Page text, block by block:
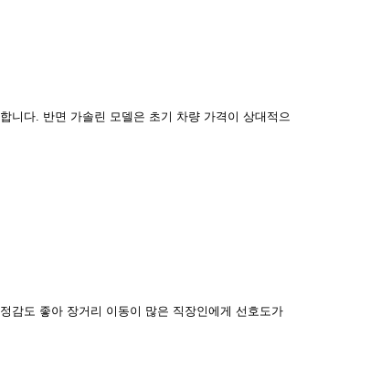
니다. 반면 가솔린 모델은 초기 차량 가격이 상대적으
감도 좋아 장거리 이동이 많은 직장인에게 선호도가